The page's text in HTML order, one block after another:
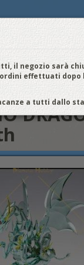
Chi Siamo
/ REGISTRATI
il negozio sarà
effettuati dopo
a tutti dallo